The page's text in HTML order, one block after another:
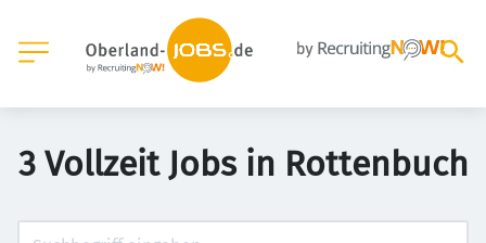
3 Vollzeit Jobs in Rottenbuch